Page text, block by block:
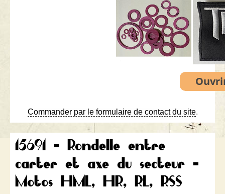
Commander par le formulaire de contact du site.
15691 - Rondelle entre
carter et axe du secteur -
Motos HML, HR, RL, RSS